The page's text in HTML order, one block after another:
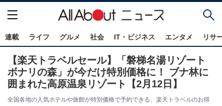
連載 ライフ グルメ 社会 IT・ビジネス エンタメ リサ
【楽天トラベルセール】「磐梯名湯リゾート
ボナリの森」が今だけ特別価格に！ ブナ林に
囲まれた高原温泉リゾート【2月12日】
全国各地の人気ホテルや旅館が特別価格で予約できる、楽天トラベルのお得